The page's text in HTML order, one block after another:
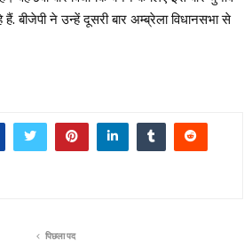
बीजेपी ने उन्हें दूसरी बार अम्ब्रेला विधानसभा से
पिछला पद